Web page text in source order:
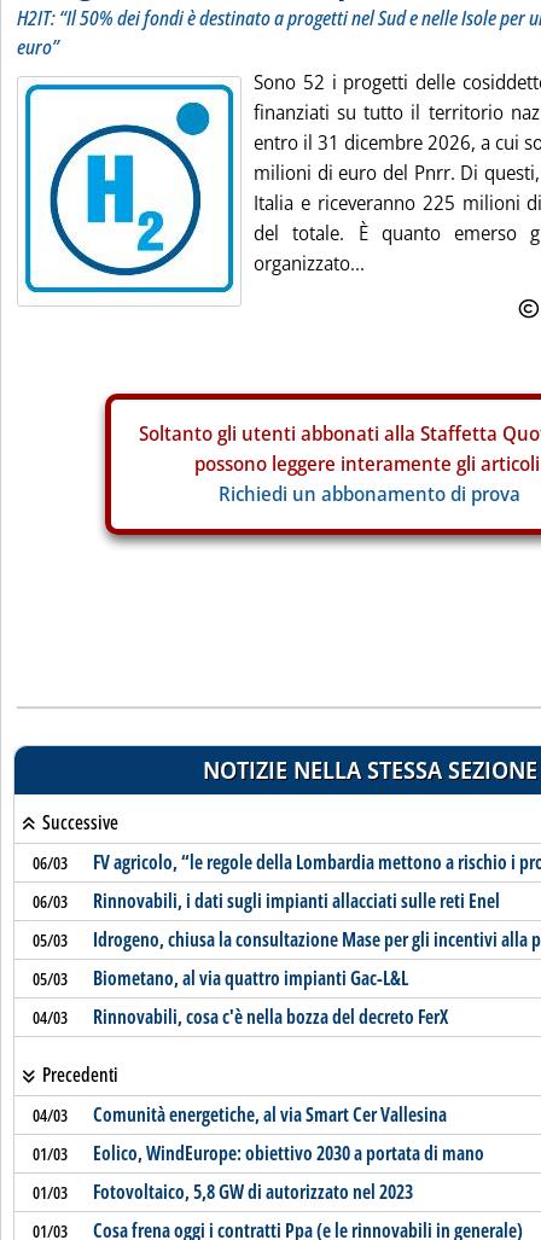
H2IT: “Il 50% dei fondi è destinato a progetti nel Sud e nelle Isole
euro”
Sono 52 i progetti delle
finanziati su tutto il territorio
entro il 31 dicembre 2026, a cui
milioni di euro del Pnrr. Di
Italia e riceveranno 225 milioni
del totale. È quanto emerso
organizzato...
Soltanto gli utenti abbonati alla Staffetta
possono leggere interamente gli
Richiedi un abbonamento di prova
NOTIZIE NELLA STESSA SEZIONE
Successive
06/03 FV agricolo, “le regole della Lombardia mettono a rischio i
06/03 Rinnovabili, i dati sugli impianti allacciati sulle reti Enel
05/03 Idrogeno, chiusa la consultazione Mase per gli incentivi alla
05/03 Biometano, al via quattro impianti Gac-L&L
04/03 Rinnovabili, cosa c'è nella bozza del decreto FerX
Precedenti
04/03 Comunità energetiche, al via Smart Cer Vallesina
01/03 Eolico, WindEurope: obiettivo 2030 a portata di mano
01/03 Fotovoltaico, 5,8 GW di autorizzato nel 2023
01/03 Cosa frena oggi i contratti Ppa (e le rinnovabili in generale)